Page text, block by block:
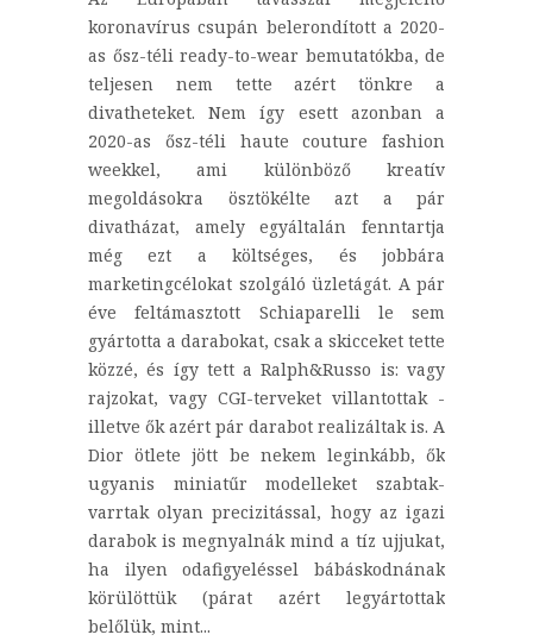
koronavírus csupán belerondított a 2020-
as ősz-téli ready-to-wear bemutatókba, de
teljesen nem tette azért tönkre a
divatheteket. Nem így esett azonban a
2020-as ősz-téli haute couture fashion
weekkel, ami különböző kreatív
megoldásokra ösztökélte azt a pár
divatházat, amely egyáltalán fenntartja
még ezt a költséges, és jobbára
marketingcélokat szolgáló üzletágát. A pár
éve feltámasztott Schiaparelli le sem
gyártotta a darabokat, csak a skicceket tette
közzé, és így tett a Ralph&Russo is: vagy
rajzokat, vagy CGI-terveket villantottak -
illetve ők azért pár darabot realizáltak is. A
Dior ötlete jött be nekem leginkább, ők
ugyanis miniatűr modelleket szabtak-
varrtak olyan precizitással, hogy az igazi
darabok is megnyalnák mind a tíz ujjukat,
ha ilyen odafigyeléssel bábáskodnának
körülöttük (párat azért legyártottak
belőlük, mint...